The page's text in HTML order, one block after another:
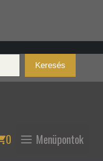
Keresés
0 Menüpontok